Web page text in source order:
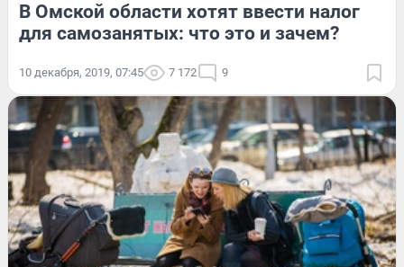
В Омской области хотят ввести налог
для самозанятых: что это и зачем?
10 декабря, 2019, 07:45 7 172 9